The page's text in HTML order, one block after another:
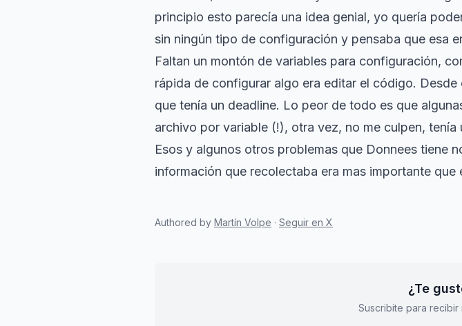
principio esto parecía una idea genial, yo quería
sin ningún tipo de configuración y pensaba que esa
Faltan un montón de variables para configuración,
rápida de configurar algo era editar el código.
que tenía un deadline. Lo peor de todo es que
archivo por variable (!), otra vez, no me culpen, tenía
Esos y algunos otros problemas que Donnees tiene
información que recolectaba era mas importante que
Authored by Martín Volpe · Seguir en X
¿Te
Suscribite para recibir